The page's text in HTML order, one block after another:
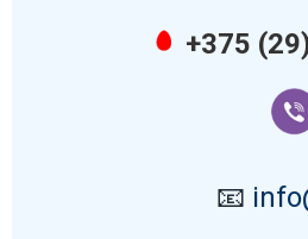
+375
📧